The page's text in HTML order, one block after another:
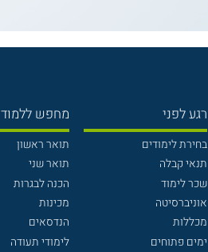
רגע לפני
בחירת לימודים
תנאי קבלה
שכר לימוד
אוניברסיטה
מכללות
ימים פתוחים
מחפש ללמוד
תואר ראשון
תואר שני
הכנה לבגרות
מכינות
הנדסאים
לימודי תעודה